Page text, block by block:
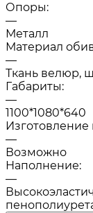
Опоры:
—
Металл
Материал
—
Ткань велюр,
Габариты:
—
1100*1080*640
—
Возможно
Наполнение:
—